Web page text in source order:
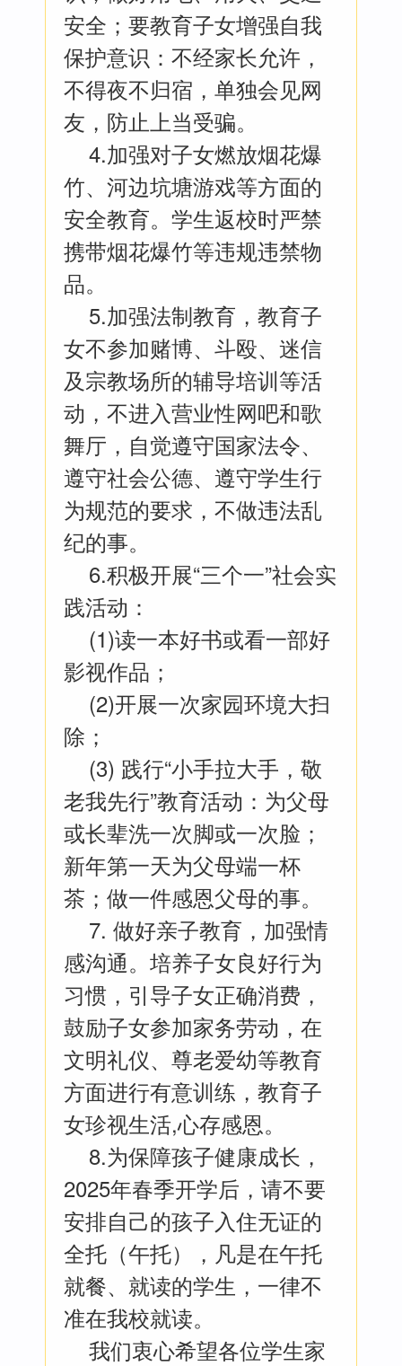
安全；要教育子女增强自我
保护意识：不经家长允许，
不得夜不归宿，单独会见网
友，防止上当受骗。
4.加强对子女燃放烟花爆
竹、河边坑塘游戏等方面的
安全教育。学生返校时严禁
携带烟花爆竹等违规违禁物
品。
5.加强法制教育，教育子
女不参加赌博、斗殴、迷信
及宗教场所的辅导培训等活
动，不进入营业性网吧和歌
舞厅，自觉遵守国家法令、
遵守社会公德、遵守学生行
为规范的要求，不做违法乱
纪的事。
6.积极开展“三个一”社会实
践活动：
(1)读一本好书或看一部好
影视作品；
(2)开展一次家园环境大扫
除；
(3) 践行“小手拉大手，敬
老我先行”教育活动：为父母
或长辈洗一次脚或一次脸；
新年第一天为父母端一杯
茶；做一件感恩父母的事。
7. 做好亲子教育，加强情
感沟通。培养子女良好行为
习惯，引导子女正确消费，
鼓励子女参加家务劳动，在
文明礼仪、尊老爱幼等教育
方面进行有意训练，教育子
女珍视生活,心存感恩。
8.为保障孩子健康成长，
2025年春季开学后，请不要
安排自己的孩子入住无证的
全托（午托），凡是在午托
就餐、就读的学生，一律不
准在我校就读。
我们衷心希望各位学生家